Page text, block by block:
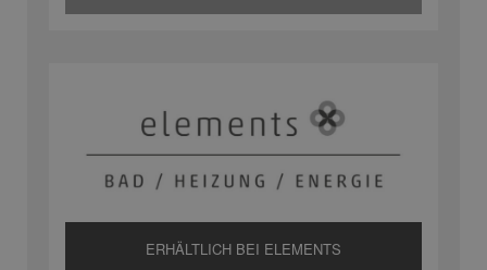
ERHÄLTLICH BEI ELEMENTS